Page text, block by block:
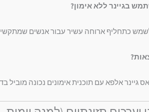
בגיינר ללא אימון?
לשמש כתחליף ארוחה עשיר עבור אנשים
אלפא עם תוכנית אימונים נכונה מוביל בדרך כלל